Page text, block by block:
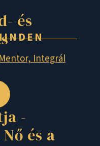
és
Integrál
-
és a